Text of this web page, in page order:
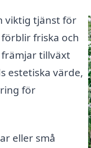
viktig tjänst för
friska och
tillväxt
estetiska värde,
för
eller små